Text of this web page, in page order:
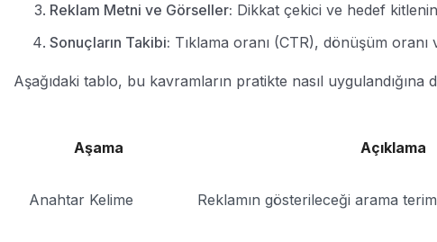
Reklam Metni ve Görseller: Dikkat çekici ve hedef
Sonuçların Takibi: Tıklama oranı (CTR), dönüşüm
Aşağıdaki tablo, bu kavramların pratikte nasıl uygulandığına
Aşama Açıklama
Anahtar Kelime Reklamın gösterileceği arama